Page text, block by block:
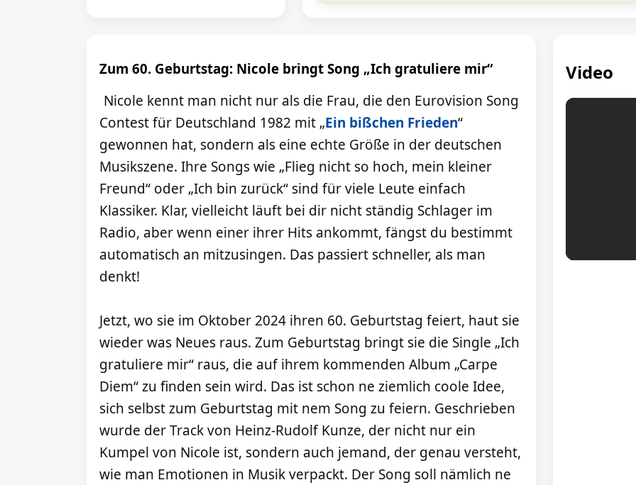
Zum 60. Geburtstag: Nicole bringt Song „Ich gratuliere mir“
Nicole kennt man nicht nur als die Frau, die den Eurovision Song
Contest für Deutschland 1982 mit „Ein bißchen Frieden“
gewonnen hat, sondern als eine echte Größe in der deutschen
Musikszene. Ihre Songs wie „Flieg nicht so hoch, mein kleiner
Freund“ oder „Ich bin zurück“ sind für viele Leute einfach
Klassiker. Klar, vielleicht läuft bei dir nicht ständig Schlager im
Radio, aber wenn einer ihrer Hits ankommt, fängst du bestimmt
automatisch an mitzusingen. Das passiert schneller, als man
denkt!
Jetzt, wo sie im Oktober 2024 ihren 60. Geburtstag feiert, haut sie
wieder was Neues raus. Zum Geburtstag bringt sie die Single „Ich
gratuliere mir“ raus, die auf ihrem kommenden Album „Carpe
Diem“ zu finden sein wird. Das ist schon ne ziemlich coole Idee,
sich selbst zum Geburtstag mit nem Song zu feiern. Geschrieben
wurde der Track von Heinz-Rudolf Kunze, der nicht nur ein
Kumpel von Nicole ist, sondern auch jemand, der genau versteht,
wie man Emotionen in Musik verpackt. Der Song soll nämlich ne
Video